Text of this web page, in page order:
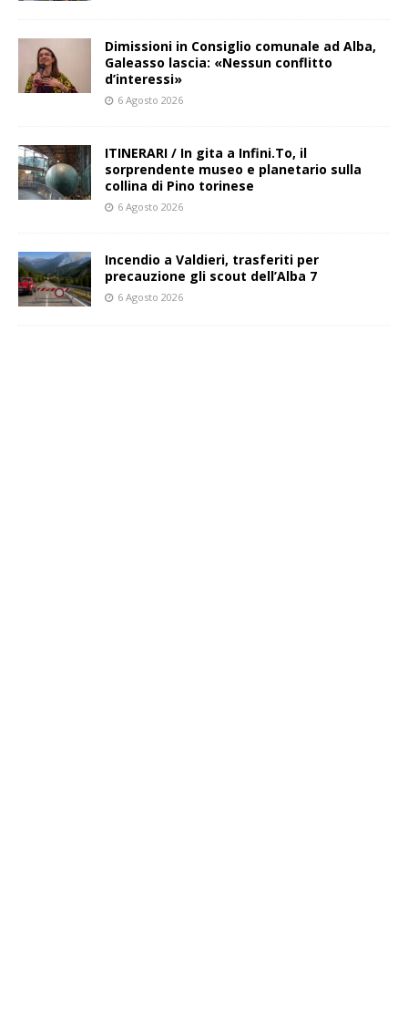
Dimissioni in Consiglio comunale ad Alba,
Galeasso lascia: «Nessun conflitto
d’interessi»
6 Agosto 2026
ITINERARI / In gita a Infini.To, il
sorprendente museo e planetario sulla
collina di Pino torinese
6 Agosto 2026
Incendio a Valdieri, trasferiti per
precauzione gli scout dell’Alba 7
6 Agosto 2026